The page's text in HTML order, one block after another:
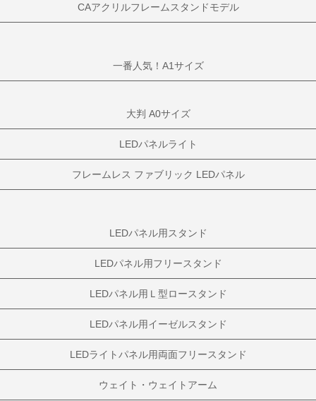
CAアクリルフレームスタンドモデル
一番人気！A1サイズ
大判 A0サイズ
LEDパネルライト
フレームレス ファブリック LEDパネル
LEDパネル用スタンド
LEDパネル用フリースタンド
LEDパネル用Ｌ型ロースタンド
LEDパネル用イーゼルスタンド
LEDライトパネル用両面フリースタンド
ウェイト・ウェイトアーム